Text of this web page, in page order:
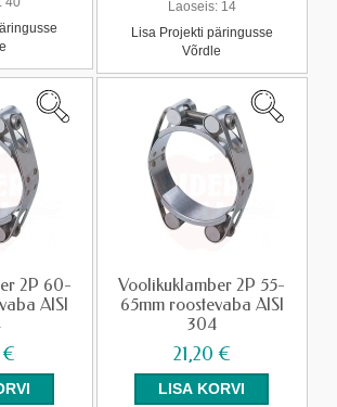
Laoseis:14
Lisa Projekti päringusse
Võrdle
2P 60-
AISI
€
Voolikuklamber 2P 55-
65mm roostevaba AISI
304
21,20 €